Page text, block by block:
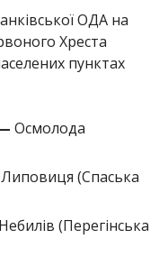
ОДА на
Хреста
пунктах
Осмолода
Липовиця (Спаська
Небилів (Перегінська